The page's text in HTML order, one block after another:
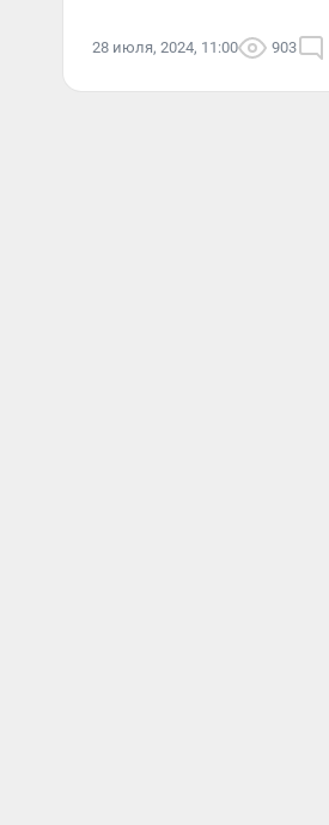
28 июля, 2024, 11:00 903